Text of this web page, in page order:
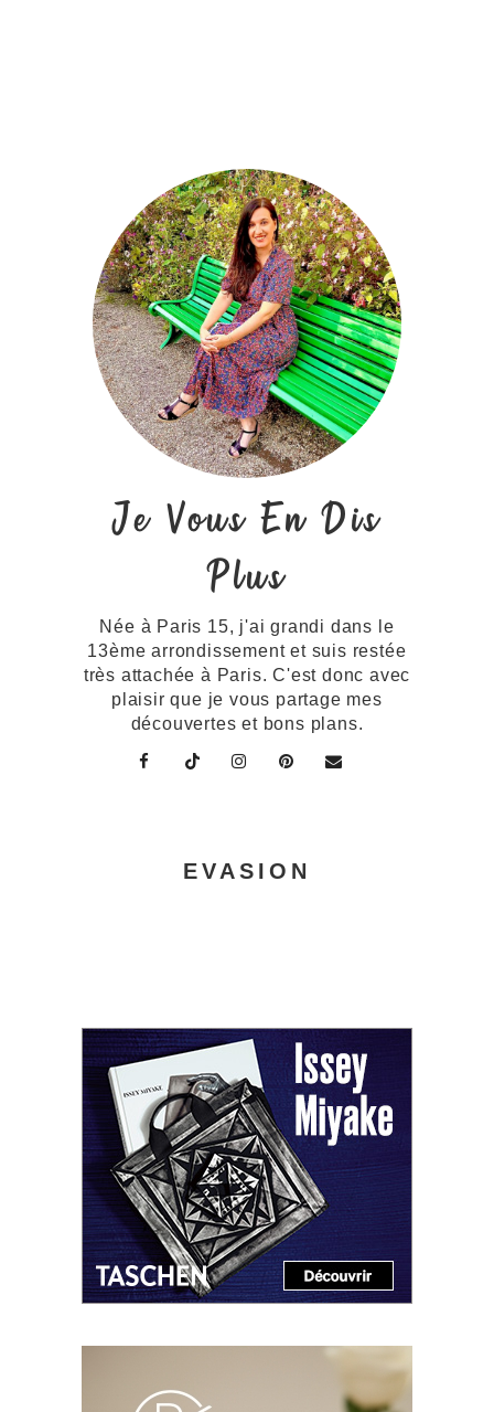
Je Vous En Dis
Plus
Née à Paris 15, j'ai grandi dans le
13ème arrondissement et suis restée
très attachée à Paris. C'est donc avec
plaisir que je vous partage mes
découvertes et bons plans.
EVASION